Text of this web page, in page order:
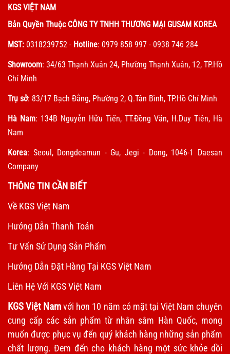
KGS VIỆT NAM
Bản Quyền Thuộc CÔNG TY TNHH THƯƠNG MẠI GUSAM KOREA
MST: 0318239752 - Hotline: 0979 858 997 - 0938 746 284
Showroom: 34/63 Thạnh Xuân 24, Phường Thạnh Xuân, 12, TP.Hồ
Chí Minh
Trụ sở: 83/17 Bạch Đằng, Phường 2, Q.Tân Bình, TP.Hồ Chí Minh
Hà Nam: 134B Nguyễn Hữu Tiến, TT.Đồng Văn, H.Duy Tiên, Hà
Nam
Korea: Seoul, Dongdeamun - Gu, Jegi - Dong, 1046-1 Daesan
Company
THÔNG TIN CẦN BIẾT
Về KGS Việt Nam
Hướng Dẫn Thanh Toán
Tư Vấn Sử Dụng Sản Phẩm
Hướng Dẫn Đặt Hàng Tại KGS Việt Nam
Liên Hệ Với KGS Việt Nam
KGS Việt Namvới hơn 10 năm có mặt tại Việt Nam chuyên
cung cấp các sản phẩm từ nhân sâm Hàn Quốc, mong
muốn được phục vụ đến quý khách hàng những sản phẩm
chất lượng. Đem đến cho khách hàng một sức khỏe dồi